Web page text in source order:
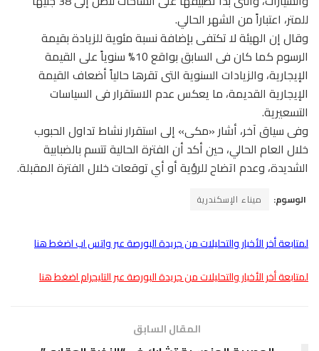
للمتر، اعتباراً من الشهر الحالي.
وقال إن الهيئة لا تكتفى بإضافة نسبة مئوية للزيادة بقيمة
الرسوم كما كان فى السابق بواقع 10% سنوياً على القيمة
الإيجارية، والزيادات السنوية التى تقرها حالياً أضعاف القيمة
الإيجارية القديمة، ما يعكس عدم الاستقرار فى السياسات
التسعيرية.
وفى سياق آخر، أشار «مكى» إلى استقرار نشاط تداول الحبوب
خلال العام الحالي، حين أكد أن الفترة الحالية تتسم بالضبابية
الشديدة، وعدم اتضاح للرؤية أو أي توقعات خلال الفترة المقبلة.
الوسوم: ميناء الإسكندرية
لمتابعة أخر الأخبار والتحليلات من جريدة البورصة عبر واتس اب اضغط هنا
لمتابعة أخر الأخبار والتحليلات من جريدة البورصة عبر التليجرام اضغط هنا
المقال السابق